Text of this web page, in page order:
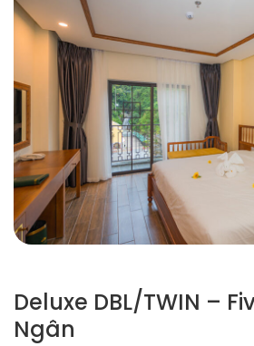
Deluxe DBL/TWIN –
Ngân